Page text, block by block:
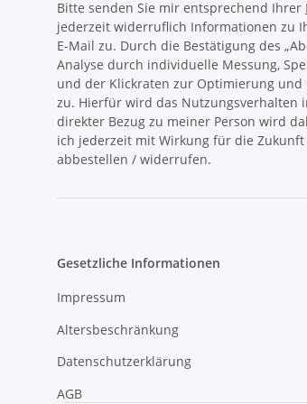
Bitte senden Sie mir entsprechend Ihrer
jederzeit widerruflich Informationen zu
E-Mail zu. Durch die Bestätigung des
Analyse durch individuelle Messung,
und der Klickraten zur Optimierung
zu. Hierfür wird das Nutzungsverhalten
direkter Bezug zu meiner Person wird
ich jederzeit mit Wirkung für die
abbestellen / widerrufen.
Gesetzliche Informationen
Impressum
Altersbeschränkung
Datenschutzerklärung
AGB